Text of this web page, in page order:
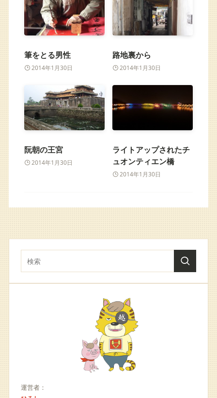
筆をとる男性
2014年1月30日
路地裏から
2014年1月30日
阮朝の王宮
2014年1月30日
ライトアップされたチ
ュオンティエン橋
2014年1月30日
運営者：